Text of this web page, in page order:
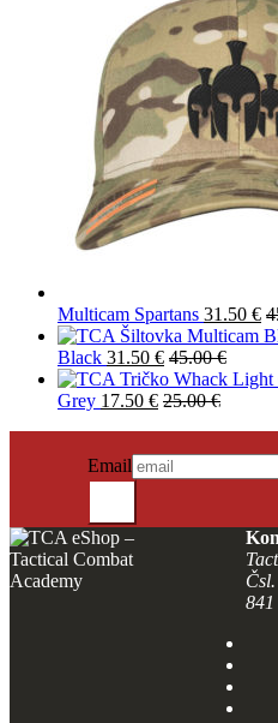
Multicam Spartans 31.50 €
Black 31.50 € 45.00€
Grey 17.50 € 25.00€
Novinky?
Email